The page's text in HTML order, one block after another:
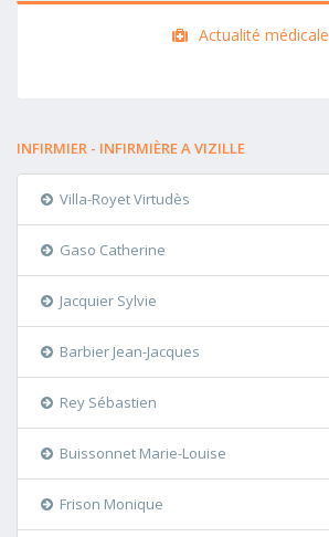
Actualité médicale
INFIRMIER - INFIRMIÈRE A VIZILLE
Villa-Royet Virtudès
Gaso Catherine
Jacquier Sylvie
Barbier Jean-Jacques
Rey Sébastien
Buissonnet Marie-Louise
Frison Monique